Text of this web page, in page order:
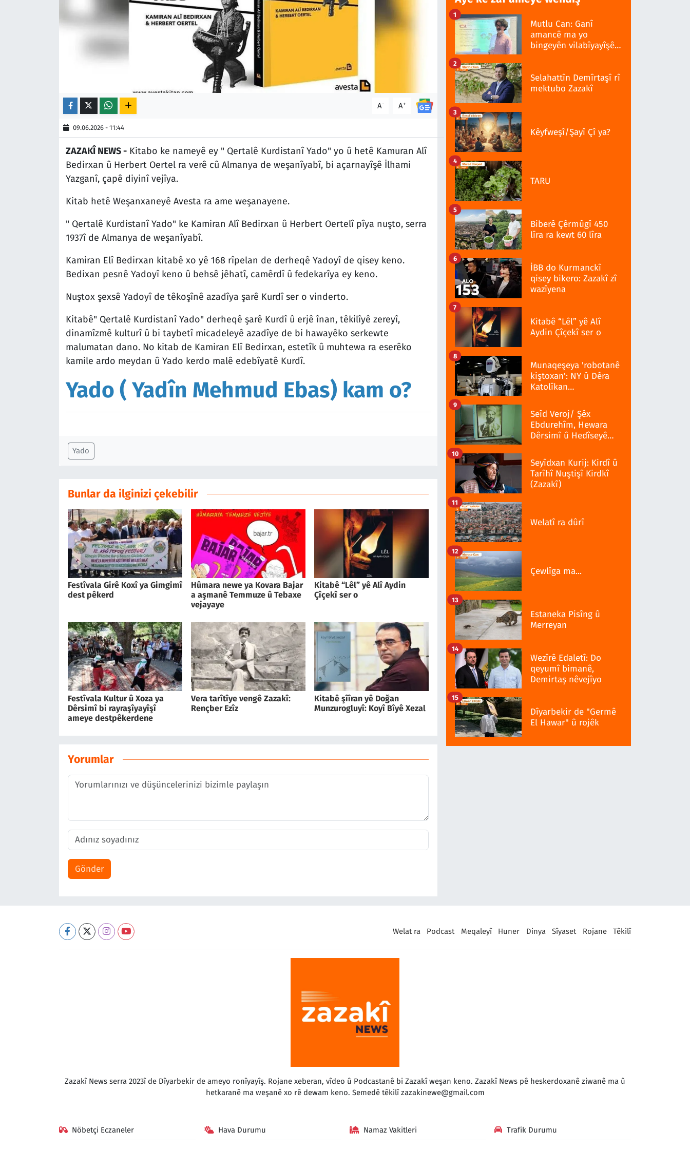
A- A+
09.06.2026 - 11:44
ZAZAKÎ NEWS -Kitabo ke nameyê ey " Qertalê Kurdistanî Yado" yo û hetê Kamuran Alî
Bedirxan û Herbert Oertel ra verê cû Almanya de weşanîyabî, bi açarnayîşê İlhami
Yazganî, çapê diyinî vejîya.
Kitab hetê Weşanxaneyê Avesta ra ame weşanayene.
" Qertalê Kurdistanî Yado" ke Kamiran Alî Bedirxan û Herbert Oertelî pîya nuşto, serra
1937î de Almanya de weşanîyabî.
Kamiran Elî Bedirxan kitabê xo yê 168 rîpelan de derheqê Yadoyî de qisey keno.
Bedixan pesnê Yadoyî keno û behsê jêhatî, camêrdî û fedekarîya ey keno.
Nuştox şexsê Yadoyî de têkoşînê azadîya şarê Kurdî ser o vinderto.
Kitabê" Qertalê Kurdistanî Yado" derheqê şarê Kurdî û erjê înan, têkilîyê zereyî,
dinamîzmê kulturî û bi taybetî micadeleyê azadîye de bi hawayêko serkewte
malumatan dano. No kitab de Kamiran Elî Bedirxan, estetîk û muhtewa ra eserêko
kamile ardo meydan û Yado kerdo malê edebîyatê Kurdî.
Yado ( Yadîn Mehmud Ebas) kam o?
Yado
Bunlar da ilginizi çekebilir
Festîvala Girê Koxî ya Gimgimî
dest pêkerd
Hûmara newe ya Kovara Bajar
a aşmanê Temmuze û Tebaxe
vejayaye
Kitabê “Lêl” yê Alî Aydin
Çîçekî ser o
Festîvala Kultur û Xoza ya
Dêrsimî bi rayraşîyayîşî
ameye destpêkerdene
Vera tarîtîye vengê Zazakî:
Rençber Ezîz
Kitabê şîîran yê Doğan
Munzurogluyî: Koyî Bîyê Xezal
Yorumlar
Gönder
Mutlu Can: Ganî
amancê ma yo
bingeyên vilabîyayîşê
1
Selahattîn Demîrtaşî rî
mektubo Zazakî
2
Kêyfweşî/Şayî Çî ya?
3
TARU
4
Biberê Çêrmûgî 450
lîra ra kewt 60 lîra
5
İBB do Kurmanckî
qisey bikero: Zazakî zî
wazîyena
6
Kitabê “Lêl” yê Alî
Aydin Çîçekî ser o
7
Munaqeşeya 'robotanê
kiştoxan': NY û Dêra
Katolîkan
8
Seîd Veroj/ Şêx
Ebdurehîm, Hewara
Dêrsimî û Hedîseyê
9
Seyîdxan Kurij: Kirdî û
Tarîhî Nuştişî Kirdkî
(Zazakî)
10
Welatî ra dûrî
11
Çewlîga ma...
12
Estaneka Pisîng û
Merreyan
13
Wezîrê Edaletî: Do
qeyumî bimanê,
Demirtaş nêvejîyo
14
Dîyarbekir de "Germê
El Hawar" û rojêk
15
Welat ra Podcast Meqaleyî Huner Dinya Sîyaset Rojane Têkilî
Zazakî News serra 2023î de Dîyarbekir de ameyo ronîyayîş. Rojane xeberan, vîdeo û Podcastanê bi Zazakî weşan keno. Zazakî News pê heskerdoxanê ziwanê ma û
hetkaranê ma weşanê xo rê dewam keno. Semedê têkilîzazakinewe@gmail.com
Nöbetçi Eczaneler Hava Durumu Namaz Vakitleri Trafik Durumu